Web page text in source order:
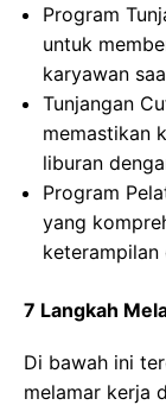
Program
untuk
karyawan
Tunjangan
memastikan
liburan
Program
yang
7 Langkah
Di bawah ini
melamar kerja